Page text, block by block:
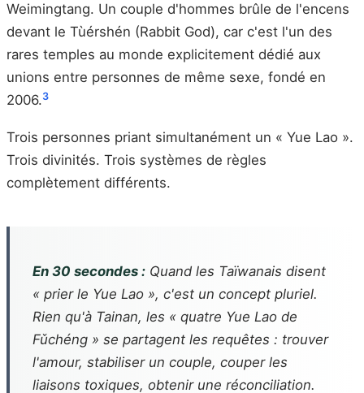
Weimingtang. Un couple d'hommes brûle de l'encens
devant le Tùérshén (Rabbit God), car c'est l'un des
rares temples au monde explicitement dédié aux
unions entre personnes de même sexe, fondé en
2006.3
Trois personnes priant simultanément un « Yue Lao ».
Trois divinités. Trois systèmes de règles
complètement différents.
En 30 secondes : Quand les Taïwanais disent
« prier le Yue Lao », c'est un concept pluriel.
Rien qu'à Tainan, les « quatre Yue Lao de
Fǔchéng » se partagent les requêtes : trouver
l'amour, stabiliser un couple, couper les
liaisons toxiques, obtenir une réconciliation.